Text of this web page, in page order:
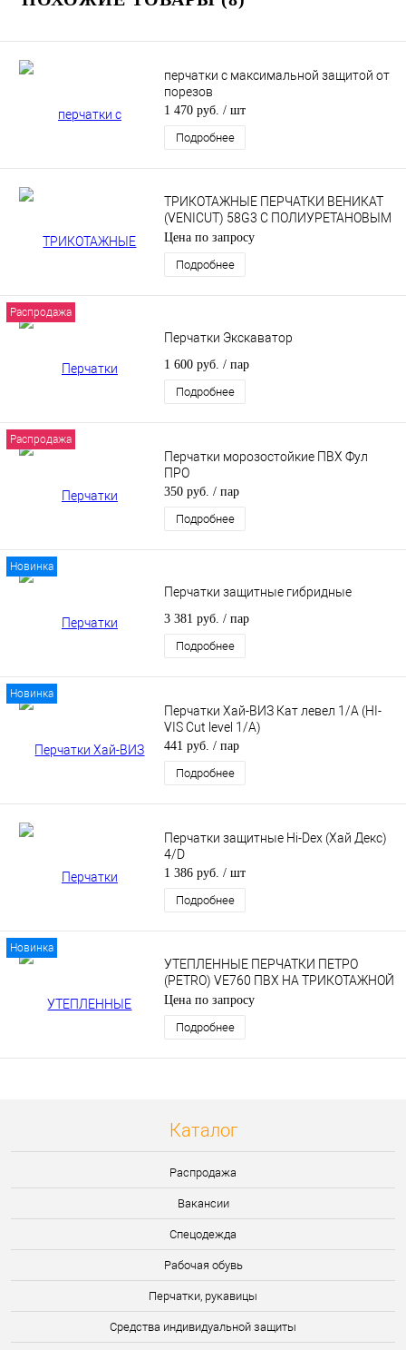
перчатки с максимальной защитой от
порезов
1 470 руб. / шт
Подробнее
ТРИКОТАЖНЫЕ ПЕРЧАТКИ ВЕНИКАТ
(VENICUT) 58G3 С ПОЛИУРЕТАНОВЫМ
ПОКРЫТИЕМ
Цена по запросу
Подробнее
Распродажа
Перчатки Экскаватор
1 600 руб. / пар
Подробнее
Распродажа
Перчатки морозостойкие ПВХ Фул
ПРО
350 руб. / пар
Подробнее
Новинка
Перчатки защитные гибридные
3 381 руб. / пар
Подробнее
Новинка
Перчатки Хай-ВИЗ Кат левел 1/А (HI-
VIS Cut level 1/А)
441 руб. / пар
Подробнее
Перчатки защитные Hi-Dex (Хай Декс)
4/D
1 386 руб. / шт
Подробнее
Новинка
УТЕПЛЕННЫЕ ПЕРЧАТКИ ПЕТРО
(PETRO) VE760 ПВХ НА ТРИКОТАЖНОЙ
ОСНОВЕ
Цена по запросу
Подробнее
Каталог
Распродажа
Вакансии
Спецодежда
Рабочая обувь
Перчатки, рукавицы
Средства индивидуальной защиты